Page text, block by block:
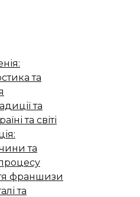
та
та
та світі
та
франшизи
та